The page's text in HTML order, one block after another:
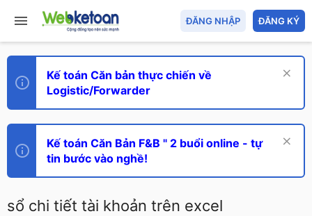
ĐĂNG NHẬP ĐĂNG KÝ
Kế toán Căn bản thực chiến về
Logistic/Forwarder
Kế toán Căn Bản F&B " 2 buổi online - tự
tin bước vào nghề!
sổ chi tiết tài khoản trên excel